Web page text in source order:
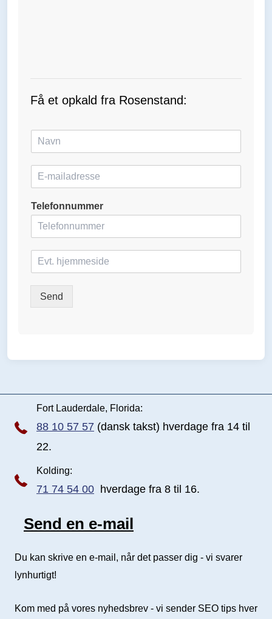
Få et opkald fra Rosenstand:
a
i
Telefonnummer
Send
Fort Lauderdale, Florida:
88 10 57 57 (dansk takst) hverdage fra 14 til
22.
Kolding:
71 74 54 00 hverdage fra 8 til 16.
Send e-mail
Send en e-mail
Du kan skrive en e-mail, når det passer dig - vi svarer
lynhurtigt!
Kom med på vores nyhedsbrev - vi sender SEO tips hver